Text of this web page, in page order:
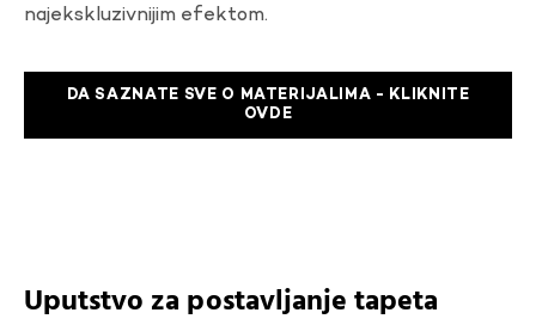
najekskluzivnijim efektom.
DA SAZNATE SVE O MATERIJALIMA - KLIKNITE
OVDE
Uputstvo za postavljanje tapeta